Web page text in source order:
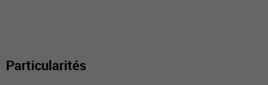
Particularités